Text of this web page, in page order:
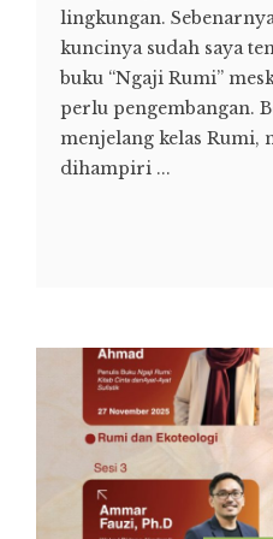
lingkungan.
kuncinya sudah saya
buku “Ngaji Rumi”
perlu pengembangan.
menjelang kelas Rumi,
dihampiri ...